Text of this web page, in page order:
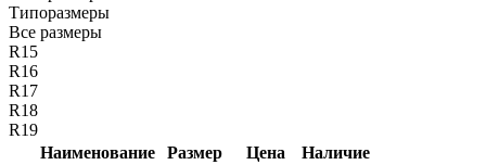
Типоразмеры
Все размеры
R15
R16
R17
R18
R19
Наименование
Размер Цена Наличие